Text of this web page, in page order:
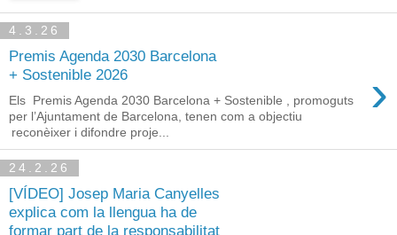
4.3.26
Premis Agenda 2030 Barcelona
+ Sostenible 2026
›
Els Premis Agenda 2030 Barcelona + Sostenible , promoguts
per l’Ajuntament de Barcelona, tenen com a objectiu
reconèixer i difondre proje...
24.2.26
[VÍDEO] Josep Maria Canyelles
explica com la llengua ha de
formar part de la responsabilitat